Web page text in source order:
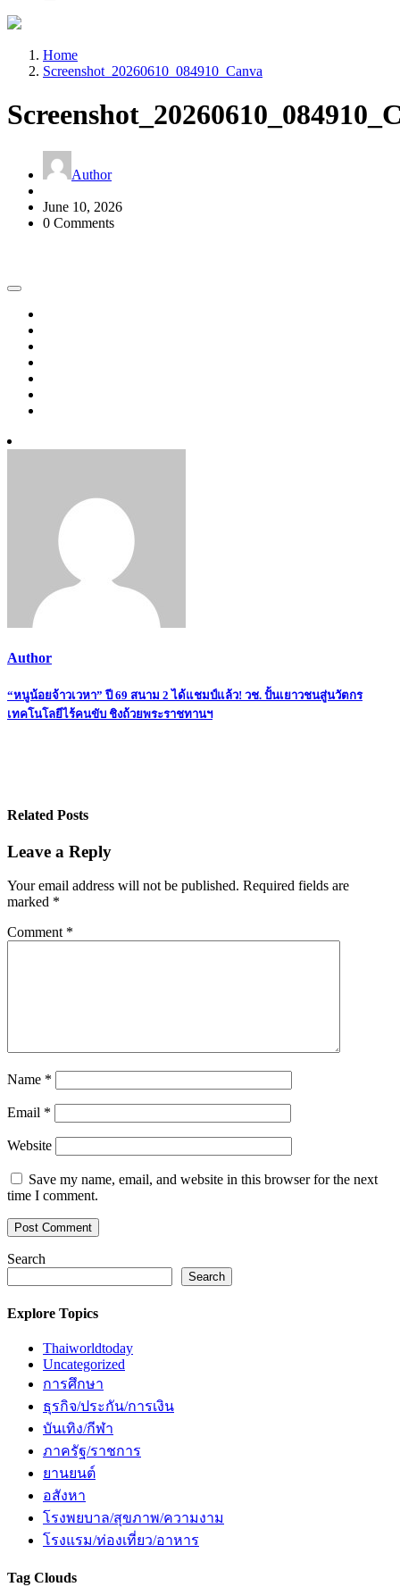
Home
Screenshot_20260610_084910_Canva
Author
June 10, 2026
0 Comments
Author
Post
navigation
“หนูน้อยจ้าวเวหา” ปี 69 สนาม 2 ได้แชมป์แล้ว! วช. ปั้นเยาวชนสู่นวัตกร
เทคโนโลยีไร้คนขับ ชิงถ้วยพระราชทานฯ
Related Posts
Leave a Reply
Your email address will not be published. Required fields are
marked *
Comment *
Name *
Email *
Website
Save my name, email, and website in this browser for the next
time I comment.
Search
Search
Explore Topics
Thaiworldtoday
Uncategorized
การศึกษา
ธุรกิจ/ประกัน/การเงิน
บันเทิง/กีฬา
ภาครัฐ/ราชการ
ยานยนต์
อสังหา
โรงพยบาล/สุขภาพ/ความงาม
โรงแรม/ท่องเที่ยว/อาหาร
Tag Clouds